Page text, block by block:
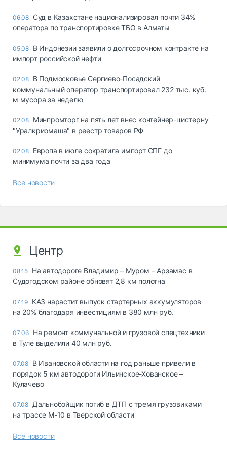
06.08 Суд в Казахстане национализировал почти 34%
оператора по транспортировке ТБО в Алматы
05.08 В Индонезии заявили о долгосрочном контракте на
импорт российской нефти
02.08 В Подмосковье Сергиево-Посадский
коммунальный оператор транспортировал 232 тыс. куб.
м мусора за неделю
02.08 Минпромторг на пять лет внес контейнер-цистерну
"Уралкриомаша" в реестр товаров РФ
02.08 Европа в июле сократила импорт СПГ до
минимума почти за два года
Все новости
Центр
08:15 На автодороге Владимир – Муром – Арзамас в
Судогодском районе обновят 2,8 км полотна
07:19 КАЗ нарастит выпуск стартерных аккумуляторов
на 20% благодаря инвестициям в 380 млн руб.
07:06 На ремонт коммунальной и грузовой спецтехники
в Туле выделили 40 млн руб.
07.08 В Ивановской области на год раньше привели в
порядок 5 км автодороги Ильинское-Хованское –
Кулачево
07.08 Дальнобойщик погиб в ДТП с тремя грузовиками
на трассе М-10 в Тверской области
Все новости